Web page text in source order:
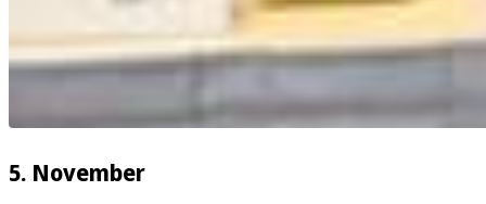
5. November